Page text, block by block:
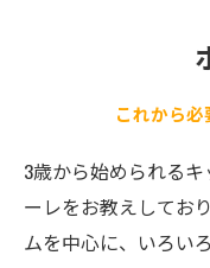
これから
3歳から始められる
ーレをお教えしてお
ムを中心に、いろい